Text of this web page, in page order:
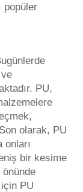
popüler
PU,
olarak, PU
onları
bir kesime
PU